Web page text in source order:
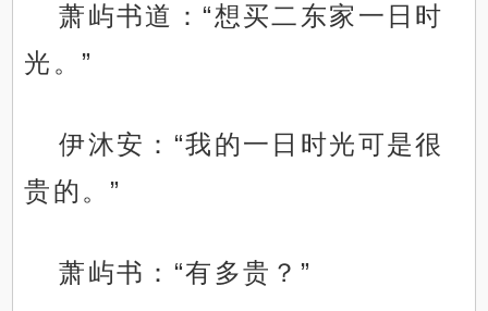
萧屿书道：“想买二东家一日时
光。”
伊沐安：“我的一日时光可是很
贵的。”
萧屿书：“有多贵？”